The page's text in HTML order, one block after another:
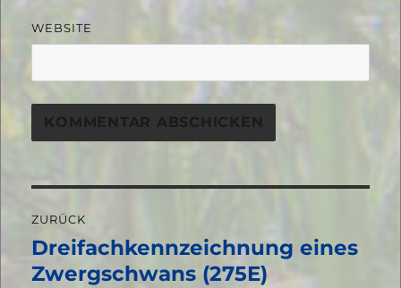
WEBSITE
ZURÜCK
Vorheriger
Beitrag:
Dreifachkennzeichnung eines
Zwergschwans (275E)